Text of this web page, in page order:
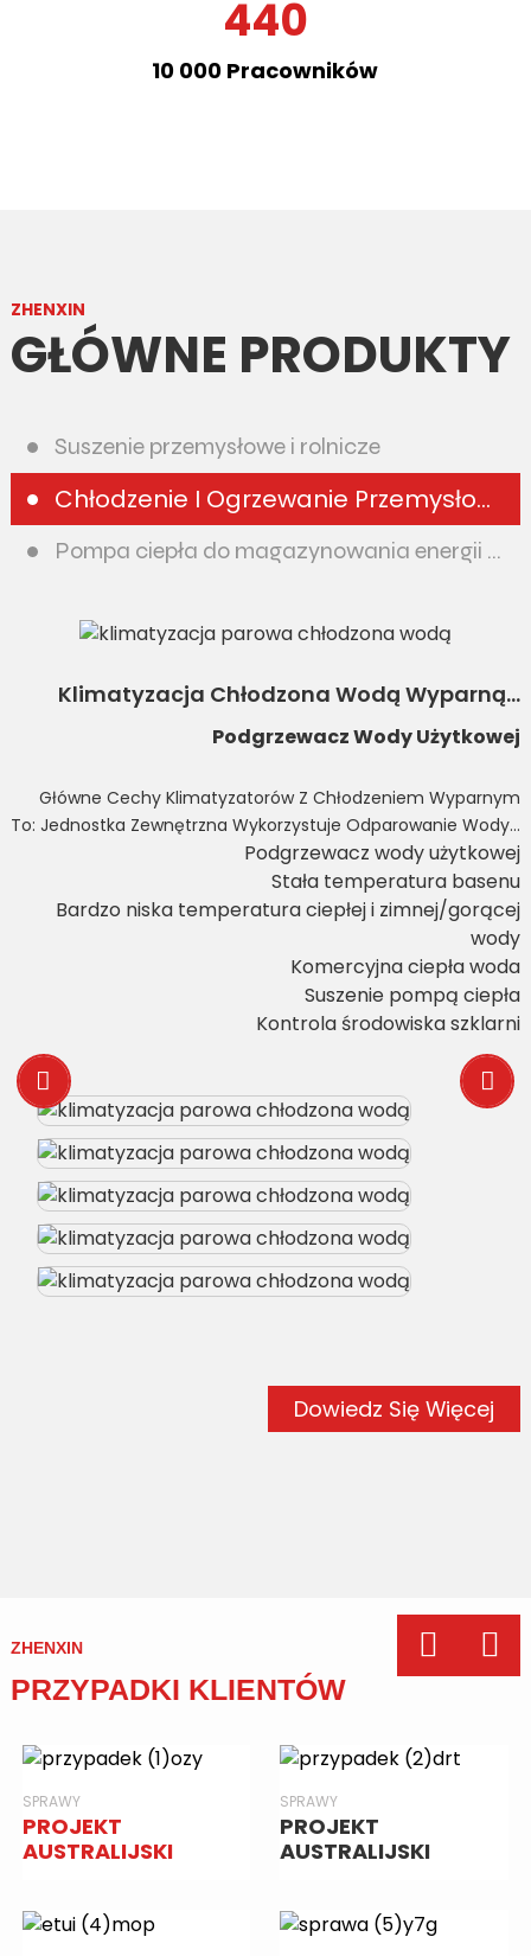
440
10 000 Pracowników
ZHENXIN
GŁÓWNE PRODUKTY
Suszenie przemysłowe i rolnicze
Chłodzenie I Ogrzewanie Przemysłowe
Pompa ciepła do magazynowania energii fotowoltaicznej
Klimatyzacja Chłodzona Wodą Wyparną...
Podgrzewacz Wody Użytkowej
Główne Cechy Klimatyzatorów Z Chłodzeniem Wyparnym
To: Jednostka Zewnętrzna Wykorzystuje Odparowanie Wody...
Podgrzewacz wody użytkowej
Stała temperatura basenu
Bardzo niska temperatura ciepłej i zimnej/gorącej
wody
Komercyjna ciepła woda
Suszenie pompą ciepła
Kontrola środowiska szklarni
Dowiedz Się Więcej
ZHENXIN
PRZYPADKI KLIENTÓW
SPRAWY
PROJEKT
AUSTRALIJSKI
SPRAWY
PROJEKT
AUSTRALIJSKI